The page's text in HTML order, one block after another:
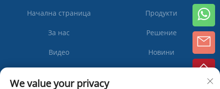
Начална страница Продукти
За нас Решение
Видео Новини
We value your privacy